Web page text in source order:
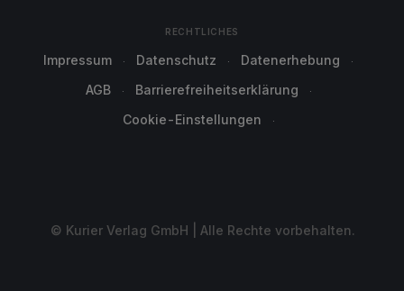
RECHTLICHES
Impressum Datenschutz
Datenerhebung
AGB
Barrierefreiheitserklärung
Cookie-Einstellungen
© Kurier Verlag GmbH | Alle Rechte vorbehalten.